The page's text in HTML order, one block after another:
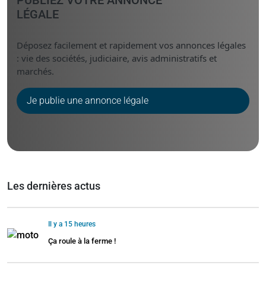
LÉGALE
Déposez facilement et rapidement vos annonces légales
: vie des sociétés, judiciaire, avis administratifs et
marchés.
Je publie une annonce légale
Les dernières actus
Il y a 15 heures
Ça roule à la ferme !